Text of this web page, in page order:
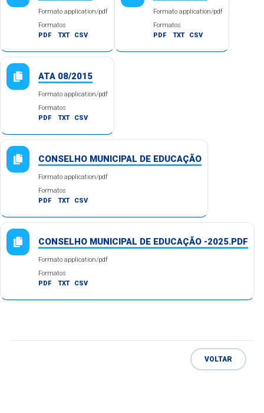
Formato application/pdf
Formatos
PDF
TXT CSV
Formato application/pdf
Formatos
PDF
TXT CSV
ATA 08/2015
Formato application/pdf
Formatos
PDF
TXT CSV
CONSELHO MUNICIPAL DE EDUCAÇÃO
Formato application/pdf
Formatos
PDF
TXT CSV
CONSELHO MUNICIPAL DE EDUCAÇÃO -2025.PDF
Formato application/pdf
Formatos
PDF
TXT CSV
VOLTAR